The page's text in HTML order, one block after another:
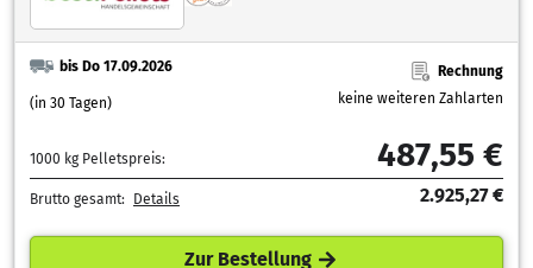
bis Do 17.09.2026
(in 30 Tagen)
Rechnung
keine weiteren Zahlarten
1000 kg Pelletspreis: 487,55 €
Brutto gesamt: Details 2.925,27 €
Zur Bestellung